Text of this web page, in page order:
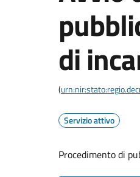
di
(
Servizio attivo
Procedimento di